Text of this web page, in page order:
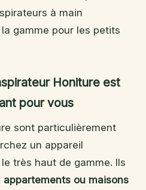
à main
gamme pour les petits
Honiture est
pour vous
sont particulièrement
un appareil
très haut de gamme. Ils
appartements ou maisons